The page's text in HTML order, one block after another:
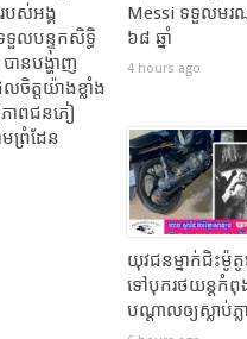
ស់អង្គ
ទួលបន្ទុកសិទ្ធិ
ានបង្ហាញ
ចិត្តយ៉ាងខ្លាំង
ាពជនភៀ
ព្រំដែន
Messi ទទួលមរ
៦៨ ឆ្នាំ
4 hours ago
យុវជនម្នាក់ជិះម៉ូ
ទៅបុករថយន្តកំពុ
បណ្តាលឲ្យស្លាប់ភ្